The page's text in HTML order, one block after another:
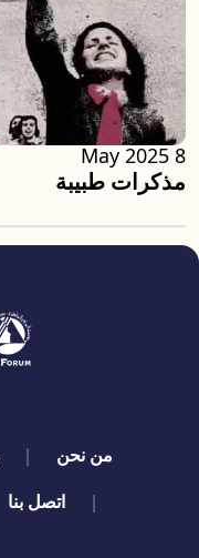
مذكرات طبيبة
8 May 2025
quick links
من نحن
اتصل بنا